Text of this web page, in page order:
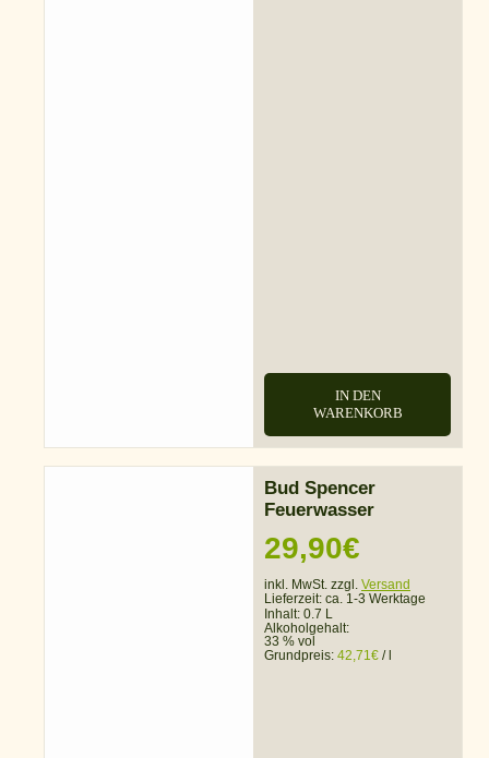
IN DEN
WARENKORB
Bud Spencer
Feuerwasser
29,90€
inkl. MwSt. zzgl. Versand
Lieferzeit: ca. 1-3 Werktage
Inhalt: 0.7 L
Alkoholgehalt:
33 % vol
Grundpreis: 42,71€ /